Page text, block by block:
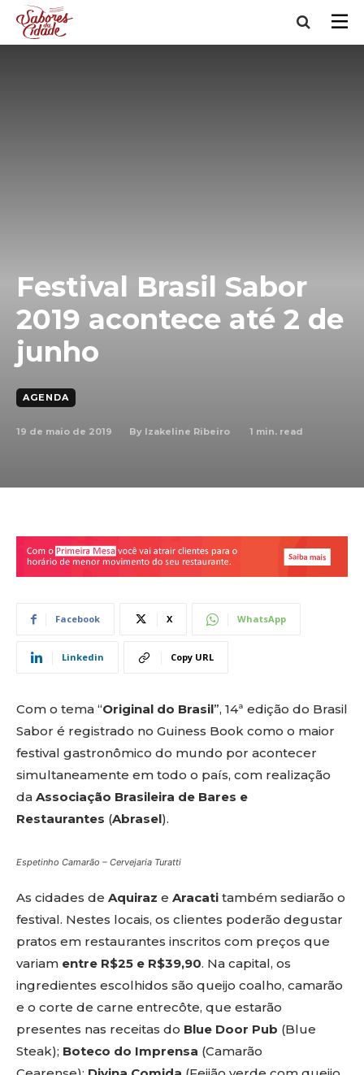
Festival Brasil Sabor
2019 acontece até 2 de
junho
AGENDA
19 de maio de 2019 By Izakeline Ribeiro 1 min. read
Facebook X WhatsApp
Linkedin Copy URL
Com o tema “Original do Brasil”, 14ª edição do Brasil
Sabor é registrado no Guiness Book como o maior
festival gastronômico do mundo por acontecer
simultaneamente em todo o país, com realização
da Associação Brasileira de Bares e
Restaurantes (Abrasel).
Espetinho Camarão – Cervejaria Turatti
As cidades de Aquiraz e Aracati também sediarão o
festival. Nestes locais, os clientes poderão degustar
pratos em restaurantes inscritos com preços que
variam entre R$25 e R$39,90. Na capital, os
ingredientes escolhidos são queijo coalho, camarão
e o corte de carne entrecôte, que estarão
presentes nas receitas do Blue Door Pub (Blue
Steak); Boteco do Imprensa (Camarão